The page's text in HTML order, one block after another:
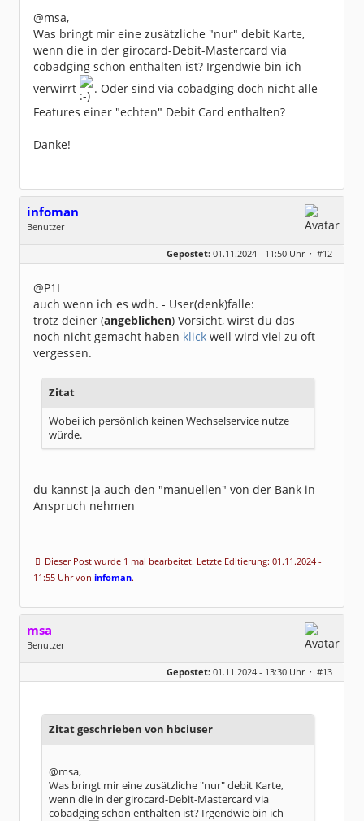
@msa,
Was bringt mir eine zusätzliche "nur" debit Karte,
wenn die in der girocard-Debit-Mastercard via
cobadging schon enthalten ist? Irgendwie bin ich
verwirrt
. Oder sind via cobadging doch nicht alle
Features einer "echten" Debit Card enthalten?
Danke!
infoman
Benutzer
Dabei seit:
06 / 2008
Gepostet: 01.11.2024 - 11:50 Uhr · #12
@P1I
auch wenn ich es wdh. - User(denk)falle:
trotz deiner (angeblichen) Vorsicht, wirst du das
noch nicht gemacht haben klick weil wird viel zu oft
vergessen.
Zitat
Wobei ich persönlich keinen Wechselservice nutze
würde.
du kannst ja auch den "manuellen" von der Bank in
Anspruch nehmen
Dieser Post wurde 1 mal bearbeitet. Letzte Editierung: 01.11.2024 -
11:55 Uhr von infoman.
msa
Benutzer
Geschlecht:
Alter:
63
Gepostet: 01.11.2024 - 13:30 Uhr · #13
Zitat geschrieben von hbciuser
@msa,
Was bringt mir eine zusätzliche "nur" debit Karte,
wenn die in der girocard-Debit-Mastercard via
cobadging schon enthalten ist? Irgendwie bin ich